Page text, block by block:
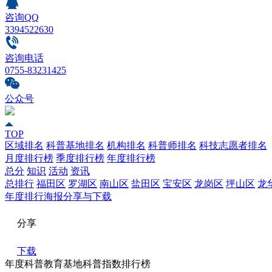
咨询QQ
3394522630
咨询电话
0755-83231425
公众号
TOP
区域排名 科普基地排名 机构排名 科普师排名 科技志愿者排名
月度排行榜 季度排行榜 年度排行榜
总分 知识 活动 资讯
总排行 福田区 罗湖区 南山区 盐田区 宝安区 龙岗区 坪山区 龙
年度排行海报分享与下载
分享
下载
年度科普教育基地科普指数排行榜